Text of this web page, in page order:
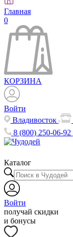
Главная
0
КОРЗИНА
Войти
Владивосток
8 (800) 250-06-92
Каталог
Войти
получай скидки
и бонусы